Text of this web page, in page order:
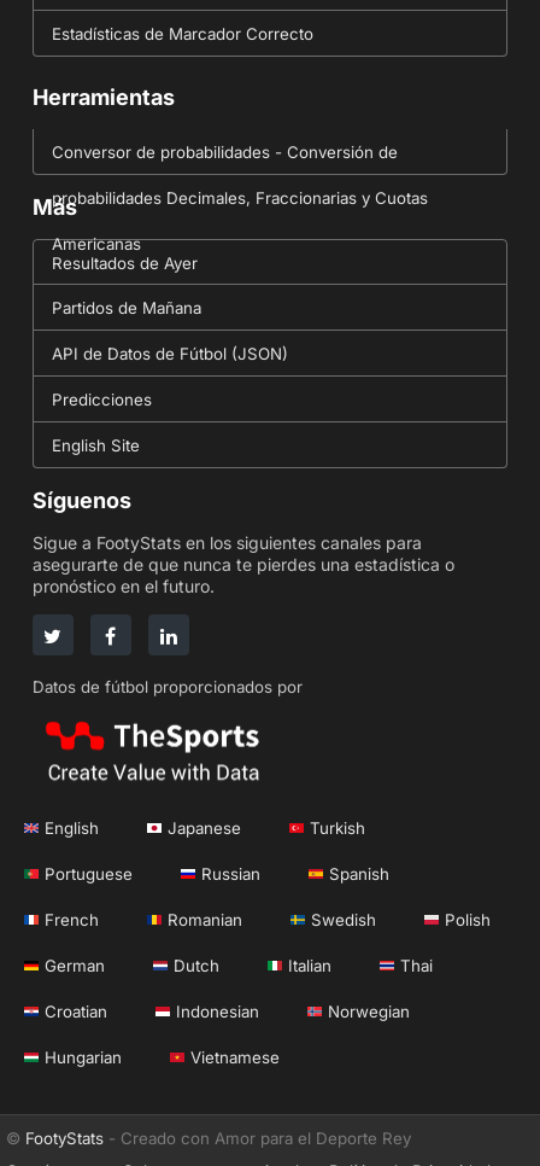
Estadísticas de Marcador Correcto
Herramientas
Conversor de probabilidades - Conversión de
probabilidades Decimales, Fraccionarias y Cuotas
Americanas
Más
Resultados de Ayer
Partidos de Mañana
API de Datos de Fútbol (JSON)
Predicciones
English Site
Síguenos
Sigue a FootyStats en los siguientes canales para
asegurarte de que nunca te pierdes una estadística o
pronóstico en el futuro.
Datos de fútbol proporcionados por
English Japanese Turkish
Portuguese Russian Spanish
French Romanian Swedish Polish
German Dutch Italian Thai
Croatian Indonesian Norwegian
Hungarian Vietnamese
© FootyStats - Creado con Amor para el Deporte Rey